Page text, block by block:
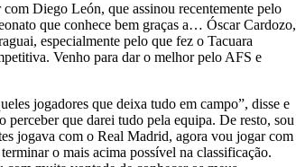
Diego León, que assinou recentemente pelo
que conhece bem graças a… Óscar Cardozo,
especialmente pelo que fez o Tacuara
Venho para dar o melhor pelo AFS e
jogadores que deixa tudo em campo”, disse e
perceber que darei tudo pela equipa. De resto, sou
jogava com o Real Madrid, agora vou jogar com
o mais acima possível na classificação.